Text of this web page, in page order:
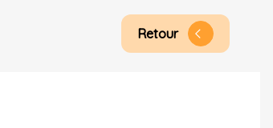
Retour arrow_back_ios